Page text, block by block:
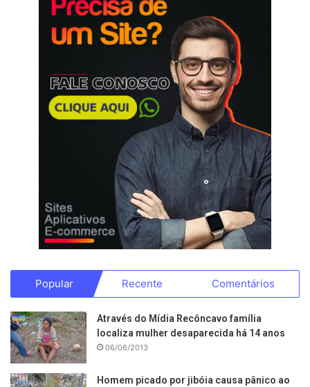
Popular Recente Comentários
Através do Mídia Recôncavo família
localiza mulher desaparecida há 14 anos
06/06/2013
Homem picado por jibóia causa pânico ao